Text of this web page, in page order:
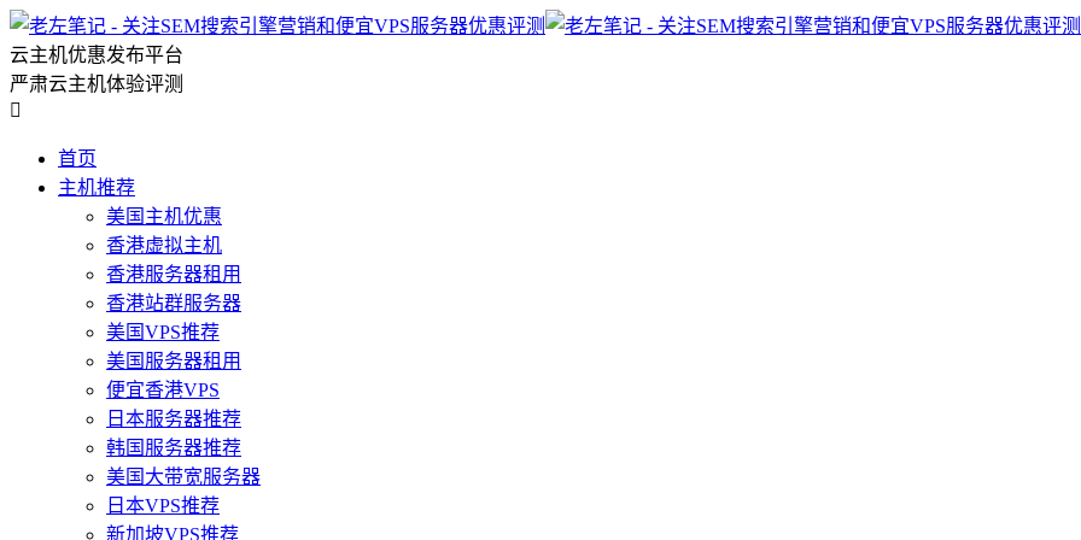
云主机优惠发布平台
严肃云主机体验评测

首页
主机推荐
美国主机优惠
香港虚拟主机
香港服务器租用
香港站群服务器
美国VPS推荐
美国服务器租用
便宜香港VPS
日本服务器推荐
韩国服务器推荐
美国大带宽服务器
日本VPS推荐
新加坡VPS推荐